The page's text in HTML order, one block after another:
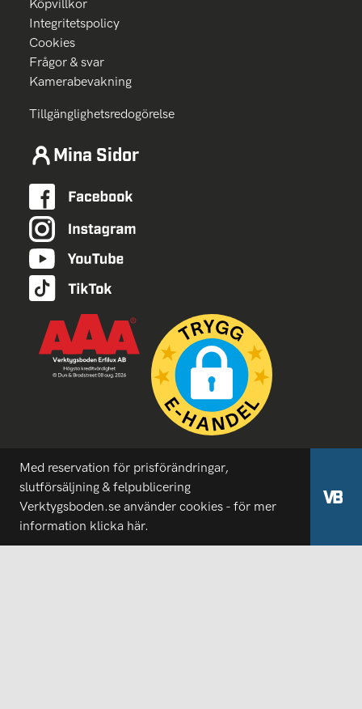
Köpvillkor
Integritetspolicy
Cookies
Frågor & svar
Kamerabevakning
Tillgänglighetsredogörelse
Mina Sidor
Med reservation för prisförändringar,
slutförsäljning & felpublicering
Verktygsboden.se använder cookies - för mer
information klicka här.